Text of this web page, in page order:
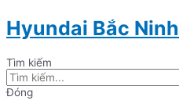
Hyundai Bắc Ninh
Tìm kiếm
Đóng